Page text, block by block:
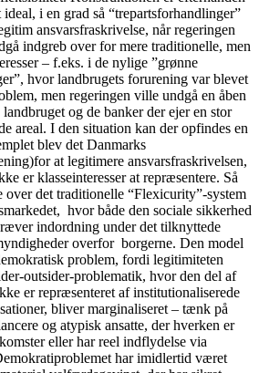
i en grad så “trepartsforhandlinger”
ansvarsfraskrivelse, når regeringen
indgreb over for mere traditionelle, men
– f.eks. i de nylige ”grønne
hvor landbrugets forurening var blevet
men regeringen ville undgå en åben
og de banker der ejer en stor
areal. I den situation kan der opfindes en
blev det Danmarks
at legitimere ansvarsfraskrivelsen,
er klasseinteresser at repræsentere. Så
det traditionelle “Flexicurity”-system
hvor både den sociale sikkerhed
indordning under det tilknyttede
overfor borgerne. Den model
problem, fordi legitimiteten
outsider-problematik, hvor den del af
er repræsenteret af institutionaliserede
bliver marginaliseret – tænk på
og atypisk ansatte, der hverken er
eller har reel indflydelse via
har imidlertid været